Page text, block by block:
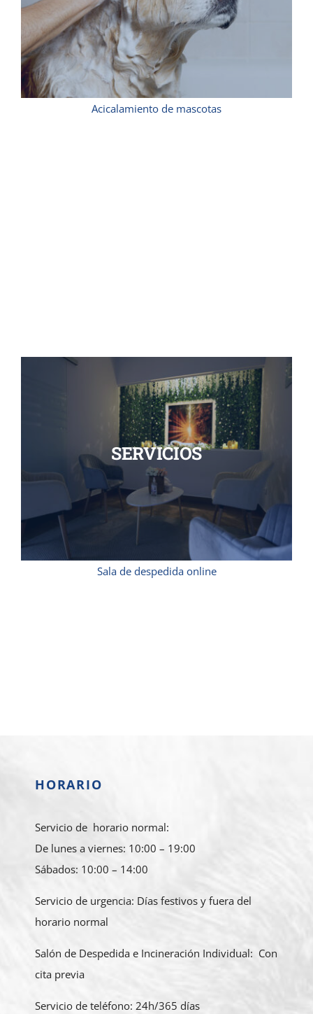
Acicalamiento de mascotas
SERVICIOS
Sala de despedida online
HORARIO
Servicio de horario normal:
De lunes a viernes: 10:00 – 19:00
Sábados: 10:00 – 14:00
Servicio de urgencia: Días festivos y fuera del
horario normal
Salón de Despedida e Incineración Individual: Con
cita previa
Servicio de teléfono: 24h/365 días